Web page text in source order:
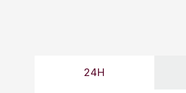
24H